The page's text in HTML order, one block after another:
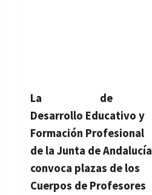
La
de
Desarrollo Educativo y
Formación Profesional
de la Junta de Andalucía
convoca plazas de los
Cuerpos de Profesores